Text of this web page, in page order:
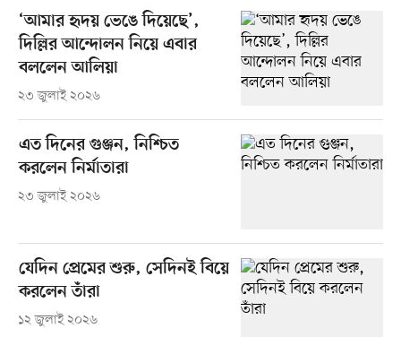
‘আমার হৃদয় ভেঙে দিয়েছে’,
দিল্লির আন্দোলন নিয়ে এবার
বললেন আলিয়া
২৩ জুলাই ২০২৬
এত দিনের গুঞ্জন, নিশ্চিত
করলেন নির্মাতারা
২৩ জুলাই ২০২৬
যেদিন প্রেমের শুরু, সেদিনই বিয়ে
করলেন তাঁরা
১২ জুলাই ২০২৬